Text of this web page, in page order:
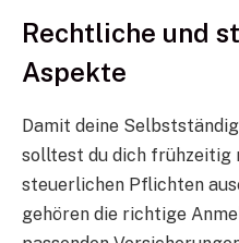
Rechtliche und
Aspekte
Damit deine
solltest du dich frühzeitig
steuerlichen Pflichten
gehören die richtige